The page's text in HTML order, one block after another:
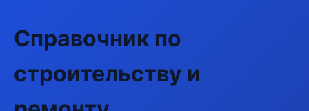
Справочник по
строительству и